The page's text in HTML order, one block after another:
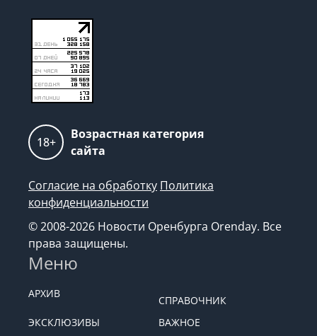
18+
Возрастная категория
сайта
Согласие на обработку Политика
конфиденциальности
© 2008-2026 Новости Оренбурга Orenday. Все
права защищены.
Меню
АРХИВ
СПРАВОЧНИК
ЭКСКЛЮЗИВЫ
ВАЖНОЕ